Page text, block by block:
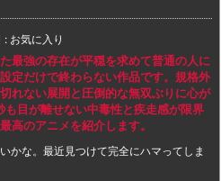
: お気に入り
最強の存在が平穏を求めて普通の人に
定だけで終わらない作品です。規格外
れない展開と圧倒的な無双ぶりに心が
も目が離せない中毒性と疾走感が限界
高のアニメを紹介します。
かな。最近見つけて完全にハマってしま